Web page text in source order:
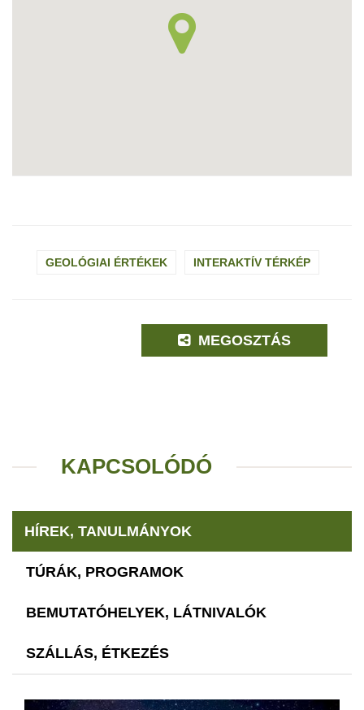
GEOLÓGIAI ÉRTÉKEK INTERAKTÍV TÉRKÉP
MEGOSZTÁS
KAPCSOLÓDÓ
HÍREK, TANULMÁNYOK
TÚRÁK, PROGRAMOK
BEMUTATÓHELYEK, LÁTNIVALÓK
SZÁLLÁS, ÉTKEZÉS